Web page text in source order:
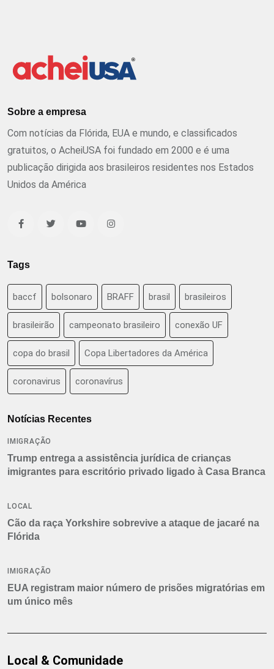
Sobre a empresa
Com notícias da Flórida, EUA e mundo, e classificados
gratuitos, o AcheiUSA foi fundado em 2000 e é uma
publicação dirigida aos brasileiros residentes nos Estados
Unidos da América
Tags
baccf bolsonaro BRAFF brasil brasileiros
brasileirão campeonato brasileiro conexão UF
copa do brasil Copa Libertadores da América
coronavirus coronavírus
Notícias Recentes
IMIGRAÇÃO
Trump entrega a assistência jurídica de crianças
imigrantes para escritório privado ligado à Casa Branca
LOCAL
Cão da raça Yorkshire sobrevive a ataque de jacaré na
Flórida
IMIGRAÇÃO
EUA registram maior número de prisões migratórias em
um único mês
Local & Comunidade